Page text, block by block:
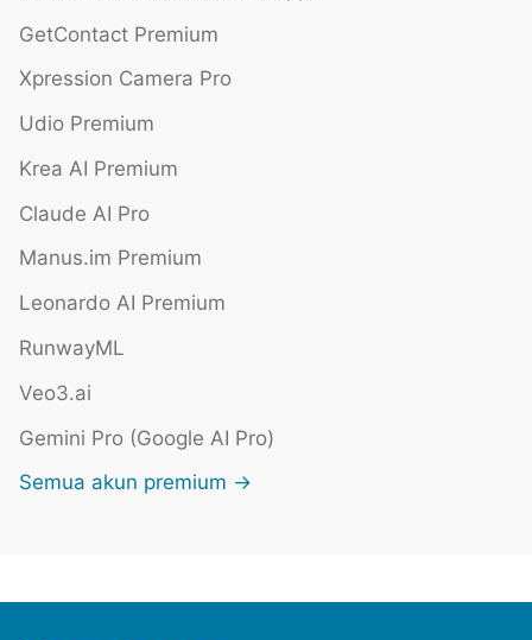
GetContact Premium
Xpression Camera Pro
Udio Premium
Krea AI Premium
Claude AI Pro
Manus.im Premium
Leonardo AI Premium
RunwayML
Veo3.ai
Gemini Pro (Google AI Pro)
Semua akun premium →